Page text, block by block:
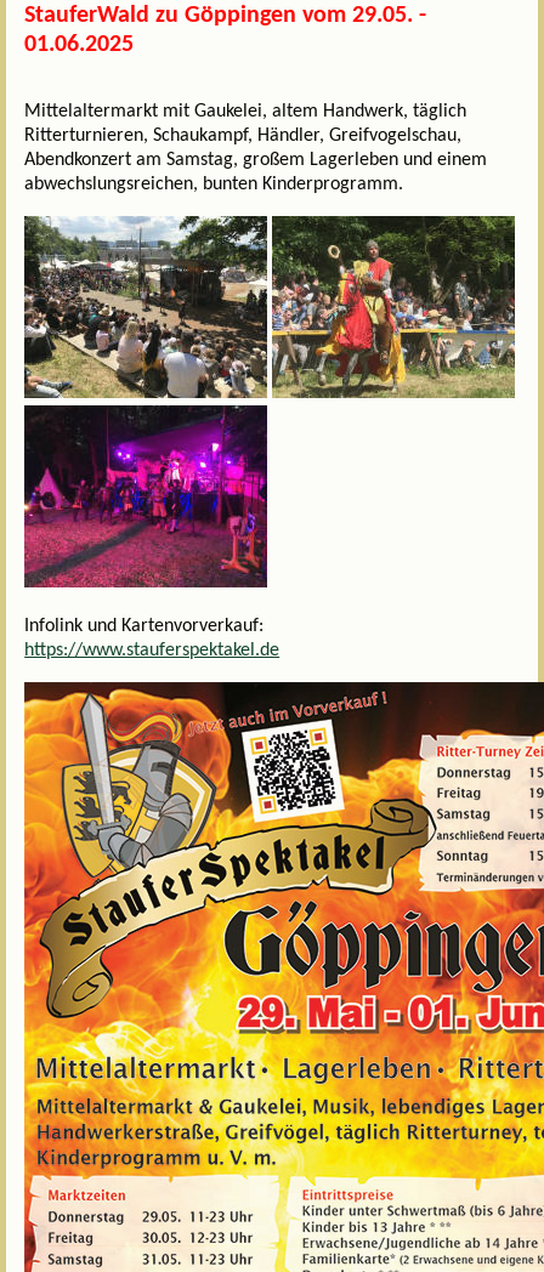
StauferWald zu Göppingen vom 29.05. -
01.06.2025
Mittelaltermarkt mit Gaukelei, altem Handwerk, täglich
Ritterturnieren, Schaukampf, Händler, Greifvogelschau,
Abendkonzert am Samstag, großem Lagerleben und einem
abwechslungsreichen, bunten Kinderprogramm.
Infolink und Kartenvorverkauf:
https://www.stauferspektakel.de